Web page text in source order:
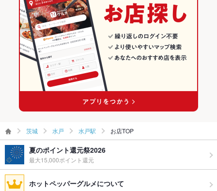
その他設備
水戸で結婚式二次会をお探しの方はお気軽にお問い合わせくだ
さい
その他
飲み放題 あり ：飲み放題付のコースございます
なし ：食べ放題はございません
カクテル充実、ワイン充実
ウェディン
グパーティ
ー二次会
ください
お祝い・サ
プライズ対
水戸のイタリアンランキング
水戸駅のグルメランキング
水戸駅のイタリアン・フレンチランキング
水戸駅のイタリアンランキング
茨城 水戸 水戸駅 お店TOP
夏のポイント還元祭2026
最大15,000ポイント還元
ホットペッパーグルメについて